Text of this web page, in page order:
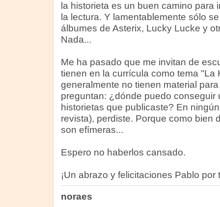
la historieta es un buen camino para
la lectura. Y lamentablemente sólo
álbumes de Asterix, Lucky Lucke y
Nada...
Me ha pasado que me invitan de
tienen en la currícula como tema "La
generalmente no tienen material
preguntan: ¿dónde puedo conseguir
historietas que publicaste? En
revista), perdiste. Porque como bien
son efímeras...
Espero no haberlos cansado.
¡Un abrazo y felicitaciones Pablo por
noraes